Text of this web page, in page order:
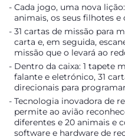
Cada jogo, uma nova
animais, os seus filhotes e
31 cartas de missão para
carta e, em seguida,
missão que o levará ao
Dentro da caixa: 1 tapete
falante e eletrónico, 31
direcionais para
Tecnologia inovadora de
permite ao avião
diferentes e 20 animais e
software e hardware de